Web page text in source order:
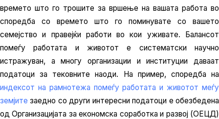
времето што го трошите за вршење на вашата работа во
споредба со времето што го поминувате со вашето
семејство и правејќи работи во кои уживате. Балансот
помеѓу работата и животот е систематски научно
истражуван, а многу организации и институции даваат
податоци за тековните наоди. На пример, споредба на
индексот на рамнотежа помеѓу работата и животот меѓу
земјите заедно со други интересни податоци е обезбедена
од Организацијата за економска соработка и развој (ОЕЦД)